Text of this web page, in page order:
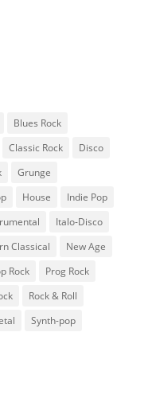
Blues Rock
Classic Rock
Disco
Grunge
House
Indie Pop
Italo-Disco
Classical
New Age
Rock
Prog Rock
Rock & Roll
Synth-pop